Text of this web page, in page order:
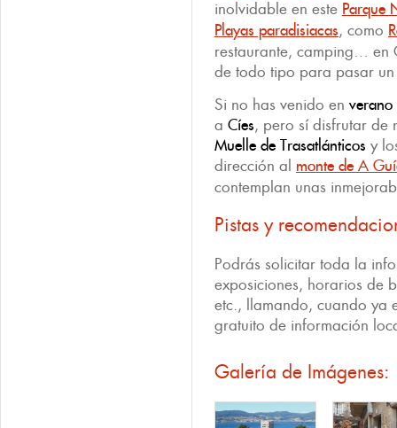
inolvidable en este Parque
Playas paradisiacas, como
restaurante, camping… en
de todo tipo para pasar
Si no has venido en verano
a Cíes, pero sí disfrutar de
Muelle de Trasatlánticos y
dirección al monte de A
contemplan unas
Pistas y
Podrás solicitar toda la
exposiciones, horarios de
etc., llamando, cuando ya
gratuito de información
Galería de Imágenes: